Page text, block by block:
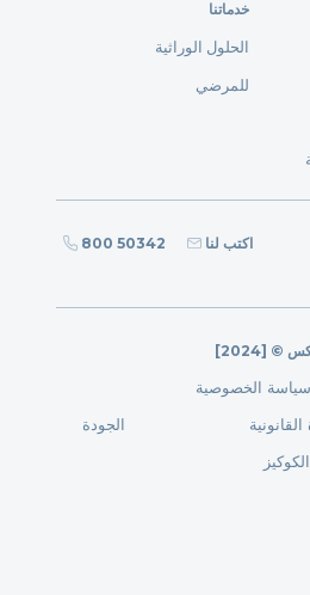
خدماتنا
الحلول الوراثية
للمرضي
800 50342 اكتب لنا
سياسة الخصوصية
الجودة